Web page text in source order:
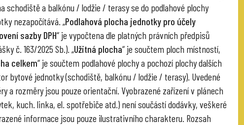
schodiště a balkónu / lodžie / terasy se do podlahové plochy
nezapočítává. „Podlahová plocha jednotky pro účely
sazby DPH“ je vypočtena dle platných právních předpisů
č. 163/2025 Sb.). „Užitná plocha“ je součtem ploch místností,
celkem“ je součtem podlahové plochy a pochozí plochy dalších
bytové jednotky (schodiště, balkónu / lodžie / terasy). Uvedené
a rozměry jsou pouze orientační. Vyobrazené zařízení v plánech
kuch. linka, el. spotřebiče atd.) není součástí dodávky, veškeré
informace jsou pouze ilustrativního charakteru. Rozsah